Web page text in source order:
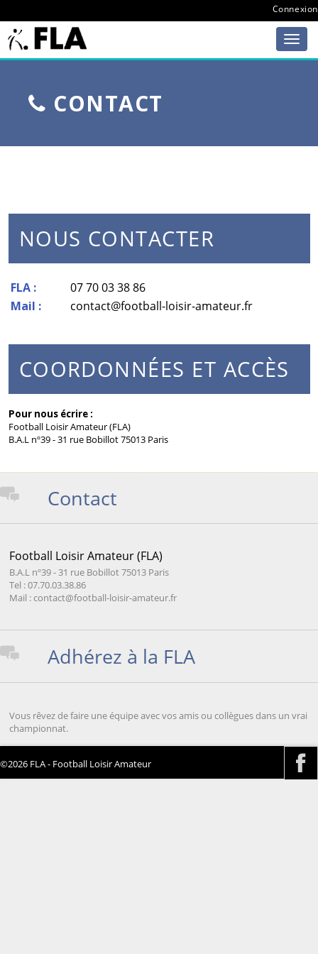
Connexion
CONTACT
NOUS CONTACTER
FLA :
07 70 03 38 86
Mail :
contact@football-loisir-amateur.fr
COORDONNÉES ET ACCÈS
Pour nous écrire :
Football Loisir Amateur (FLA)
B.A.L nº39 - 31 rue Bobillot 75013 Paris
Contact
Football Loisir Amateur (FLA)
B.A.L nº39 - 31 rue Bobillot 75013 Paris
Tel : 07.70.03.38.86
Mail : contact@football-loisir-amateur.fr
Adhérez à la FLA
Vous rêvez de faire une équipe avec vos amis ou collègues dans un vrai
championnat.
©2026 FLA - Football Loisir Amateur